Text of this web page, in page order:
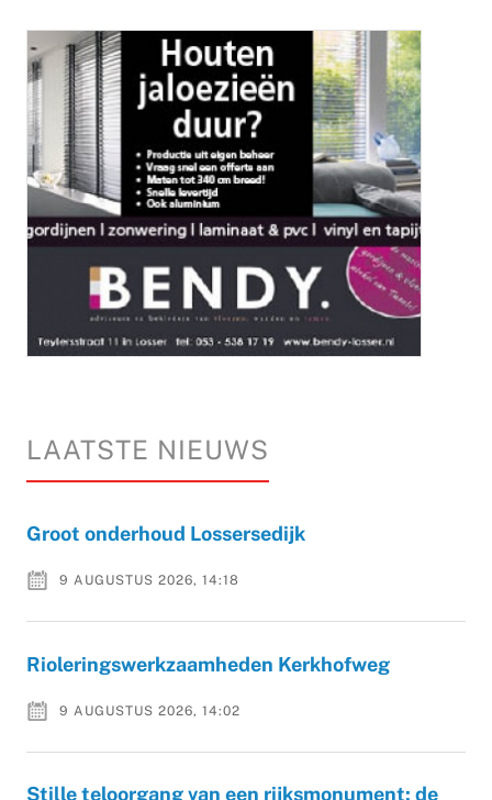
LAATSTE NIEUWS
Groot onderhoud Lossersedijk
9 AUGUSTUS 2026, 14:18
Rioleringswerkzaamheden Kerkhofweg
9 AUGUSTUS 2026, 14:02
Stille teloorgang van een rijksmonument: de